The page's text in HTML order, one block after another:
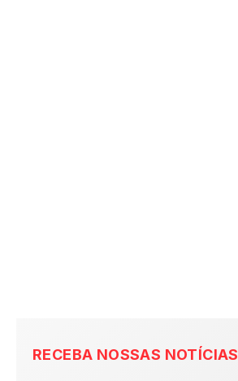
RECEBA NOSSAS NOTÍCIAS